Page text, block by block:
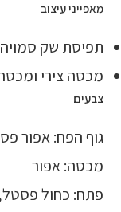
מאפייני עיצוב
תפיסת שק סמויה
מכסה צירי
צבעים
גוף הפח: אפור
מכסה: אפור
פתח: כחול